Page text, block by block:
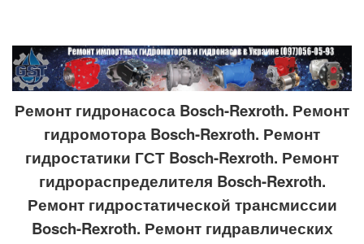
Ремонт гидронасоса Bosch-Rexroth. Ремонт
гидромотора Bosch-Rexroth. Ремонт
гидростатики ГСТ Bosch-Rexroth. Ремонт
гидрораспределителя Bosch-Rexroth.
Ремонт гидростатической трансмиссии
Bosch-Rexroth. Ремонт гидравлических